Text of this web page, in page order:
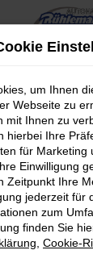
um Ihnen
Webseite zu
mit Ihnen zu
hierbei Ihre
für Marketing
Einwilligung
Zeitpunkt Ihre
jederzeit für
zum
finden Sie
Cookie-